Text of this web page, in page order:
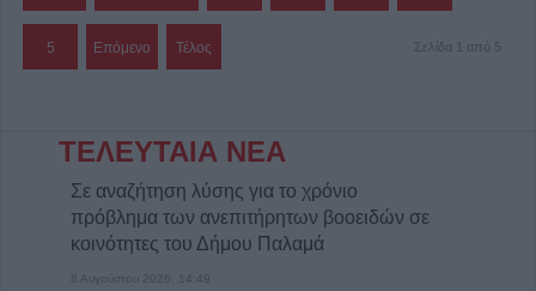
5 Επόμενο Τέλος Σελίδα 1 από 5
ΤΕΛΕΥΤΑΙΑ ΝΕΑ
Σε αναζήτηση λύσης για το χρόνιο
πρόβλημα των ανεπιτήρητων βοοειδών σε
κοινότητες του Δήμου Παλαμά
8 Αυγούστου 2026, 14:49